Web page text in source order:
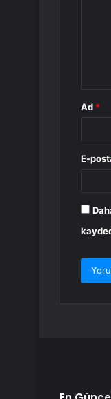
Ad *
E-